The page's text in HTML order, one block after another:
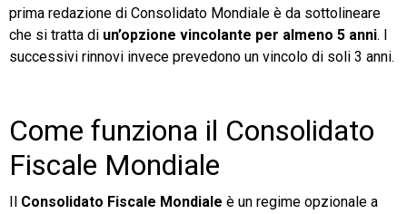
prima redazione di Consolidato Mondiale è da sottolineare
che si tratta di un’opzione vincolante per almeno 5 anni. I
successivi rinnovi invece prevedono un vincolo di soli 3 anni.
Come funziona il Consolidato
Fiscale Mondiale
Consolidato Fiscale Mondiale è un regime opzionale a